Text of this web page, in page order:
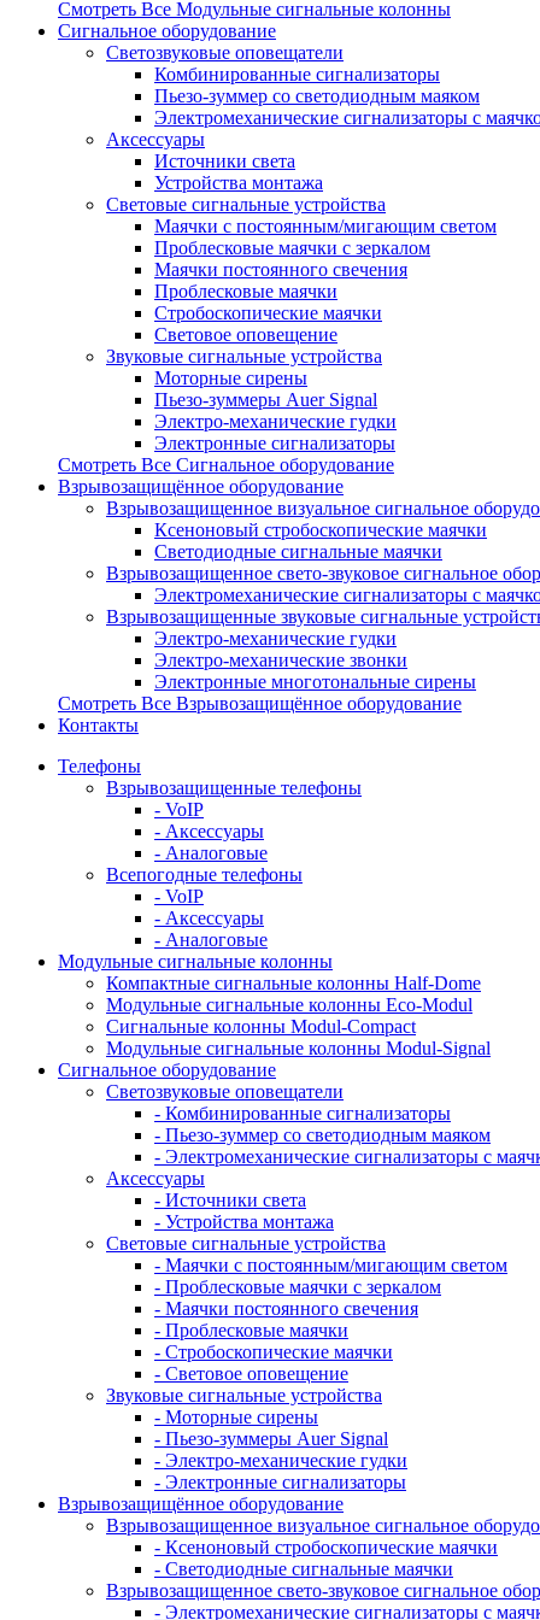
Смотреть Все Модульные сигнальные колонны
Сигнальное оборудование
Светозвуковые оповещатели
Комбинированные сигнализаторы
Пьезо-зуммер со светодиодным маяком
Электромеханические сигнализаторы с
Аксессуары
Источники света
Устройства монтажа
Световые сигнальные устройства
Маячки с постоянным/мигающим светом
Проблесковые маячки с зеркалом
Маячки постоянного свечения
Проблесковые маячки
Стробоскопические маячки
Световое оповещение
Звуковые сигнальные устройства
Моторные сирены
Пьезо-зуммеры Auer Signal
Электро-механические гудки
Электронные сигнализаторы
Смотреть Все Сигнальное оборудование
Взрывозащищённое оборудование
Взрывозащищенное визуальное сигнальное
Ксеноновый стробоскопические маячки
Светодиодные сигнальные маячки
Взрывозащищенное свето-звуковое сигнальное
Электромеханические сигнализаторы с
Взрывозащищенные звуковые сигнальные
Электро-механические гудки
Электро-механические звонки
Электронные многотональные сирены
Смотреть Все Взрывозащищённое оборудование
Контакты
Телефоны
Взрывозащищенные телефоны
- VoIP
- Аксессуары
- Аналоговые
Всепогодные телефоны
- VoIP
- Аксессуары
- Аналоговые
Модульные сигнальные колонны
Компактные сигнальные колонны Half-Dome
Модульные сигнальные колонны Eco-Modul
Сигнальные колонны Modul-Compact
Модульные сигнальные колонны Modul-Signal
Сигнальное оборудование
Светозвуковые оповещатели
- Комбинированные сигнализаторы
- Пьезо-зуммер со светодиодным маяком
- Электромеханические сигнализаторы с
Аксессуары
- Источники света
- Устройства монтажа
Световые сигнальные устройства
- Маячки с постоянным/мигающим светом
- Проблесковые маячки с зеркалом
- Маячки постоянного свечения
- Проблесковые маячки
- Стробоскопические маячки
- Световое оповещение
Звуковые сигнальные устройства
- Моторные сирены
- Пьезо-зуммеры Auer Signal
- Электро-механические гудки
- Электронные сигнализаторы
Взрывозащищённое оборудование
Взрывозащищенное визуальное сигнальное
- Ксеноновый стробоскопические маячки
- Светодиодные сигнальные маячки
Взрывозащищенное свето-звуковое сигнальное
- Электромеханические сигнализаторы с